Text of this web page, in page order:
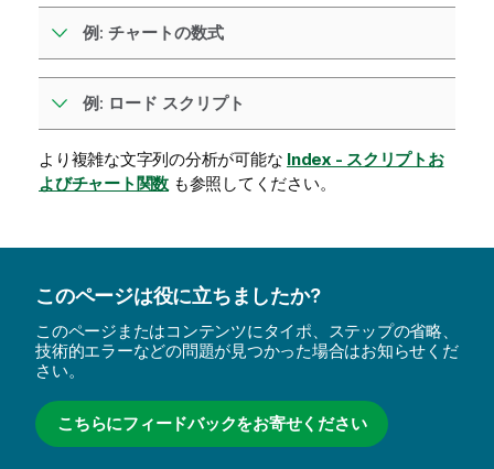
例: チャートの数式
例: ロード スクリプト
より複雑な文字列の分析が可能な Index - スクリプトお
よびチャート関数 も参照してください。
このページは役に立ちましたか?
このページまたはコンテンツにタイポ、ステップの省略、
技術的エラーなどの問題が見つかった場合はお知らせくだ
さい。
こちらにフィードバックをお寄せください